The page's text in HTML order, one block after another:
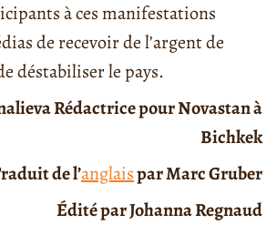
à ces manifestations
de recevoir de l’argent de
déstabiliser le pays.
Rédactrice pour Novastan à
Bichkek
de l’anglaispar Marc Gruber
Édité par Johanna Regnaud